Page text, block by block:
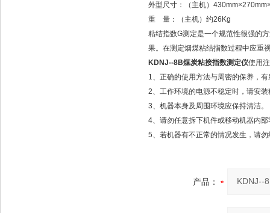
外型尺寸：（主机）
重 量：（主机）约26Kg
粘结指数G测定是一个规范性很强的
果。在测定烟煤粘结指数过程中应重
KDNJ--8B煤炭粘接指数测定仪使用
1、正确的使用方法与周密的保养，
2、工作环境的电源不稳定时，请安
3、机器本身及周围环境应保持清洁。
4、请勿任意拆下机件或移动机器内部
5、若机器有不正常的情况发生，请
产品：